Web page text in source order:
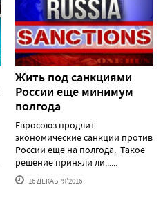
Жить под санкциями
России еще минимум
полгода
Евросоюз продлит
экономические санкции против
России еще на полгода. Такое
решение приняли ли......
16 ДЕКАБРЯ'2016